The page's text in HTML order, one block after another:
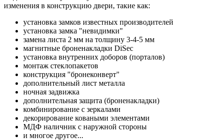
изменения в конструкцию двери, такие как:
установка замков известных производителей
установка замка "невидимки"
замена листа 2 мм на толщину 3-4-5 мм
магнитные броненакладки DiSec
установка внутренних доборов (порталов)
монтаж стеклопакетов
конструкция "бронеконверт"
дополнительный лист металла
ночная задвижка
дополнительная защита (броненакладки)
комбинирование с зеркалами
декорирование коваными элементами
МДФ наличник с наружной стороны
и многое другое...